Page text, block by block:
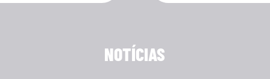
NOTÍCIAS